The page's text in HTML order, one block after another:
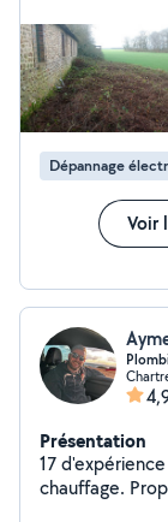
Dépannage
Voir
Présentation
17
chauffage.